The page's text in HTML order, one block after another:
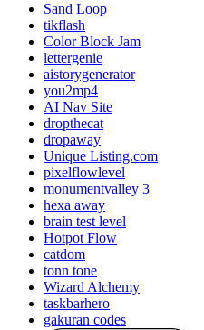
Sand Loop
tikflash
Color Block Jam
lettergenie
aistorygenerator
you2mp4
AI Nav Site
dropthecat
dropaway
Unique Listing.com
pixelflowlevel
monumentvalley 3
hexa away
brain test level
Hotpot Flow
catdom
tonn tone
Wizard Alchemy
taskbarhero
gakuran codes